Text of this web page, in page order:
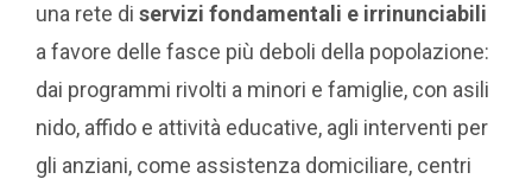
una rete di servizi fondamentali e irrinunciabili
a favore delle fasce più deboli della popolazione:
dai programmi rivolti a minori e famiglie, con asili
nido, affido e attività educative, agli interventi per
gli anziani, come assistenza domiciliare, centri